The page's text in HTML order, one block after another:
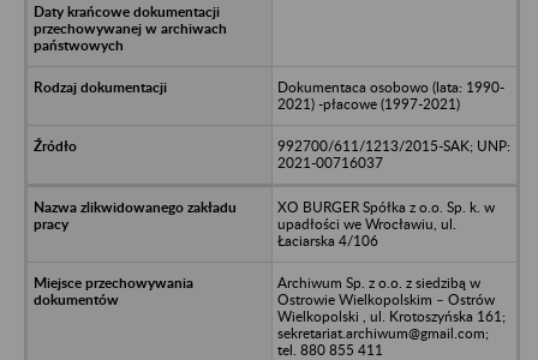
Dokumentaca osobowo (lata: 1990-
2021) -płacowe (1997-2021)
992700/611/1213/2015-SAK; UNP:
2021-00716037
XO BURGER Spółka z o.o. Sp. k. w
upadłości we Wrocławiu, ul.
Łaciarska 4/106
Archiwum Sp. z o.o. z siedzibą w
Ostrowie Wielkopolskim – Ostrów
Wielkopolski , ul. Krotoszyńska 161;
sekretariat.archiwum@gmail.com;
tel. 880 855 411